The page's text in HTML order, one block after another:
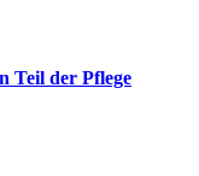
Teil der Pflege